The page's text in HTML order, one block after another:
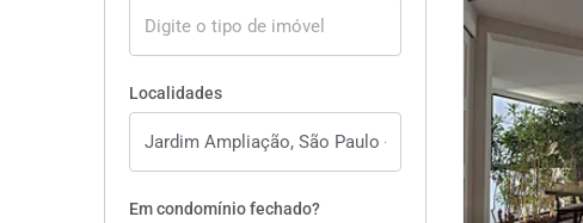
Localidades
Em condomínio fechado?